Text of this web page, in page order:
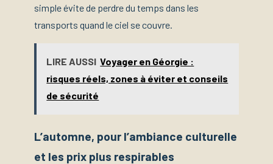
simple évite de perdre du temps dans les
transports quand le ciel se couvre.
LIRE AUSSI Voyager en Géorgie :
risques réels, zones à éviter et conseils
de sécurité
L’automne, pour l’ambiance culturelle
et les prix plus respirables